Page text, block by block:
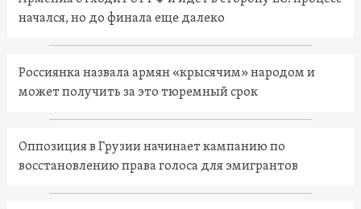
начался, но до финала еще далеко
Россиянка назвала армян «крысячим» народом и
может получить за это тюремный срок
Оппозиция в Грузии начинает кампанию по
восстановлению права голоса для эмигрантов